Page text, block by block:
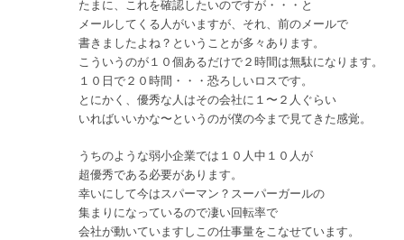
たまに、これを確認したいのですが・・・と
メールしてくる人がいますが、それ、前のメールで
書きましたよね？ということが多々あります。
こういうのが１０個あるだけで２時間は無駄になります。
１０日で２０時間・・・恐ろしいロスです。
とにかく、優秀な人はその会社に１〜２人ぐらい
いればいいかな〜というのが僕の今まで見てきた感覚。
うちのような弱小企業では１０人中１０人が
超優秀である必要があります。
幸いにして今はスパーマン？スーパーガールの
集まりになっているので凄い回転率で
会社が動いていますしこの仕事量をこなせています。